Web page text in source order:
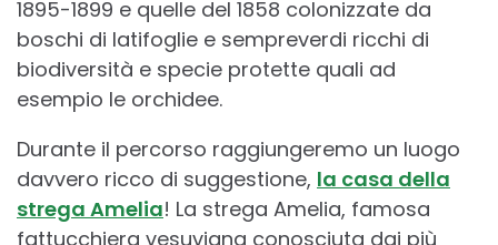
1895-1899 e quelle del 1858 colonizzate da
boschi di latifoglie e sempreverdi ricchi di
biodiversità e specie protette quali ad
esempio le orchidee.
Durante il percorso raggiungeremo un luogo
davvero ricco di suggestione, la casa della
strega Amelia! La strega Amelia, famosa
fattucchiera vesuviana conosciuta dai più